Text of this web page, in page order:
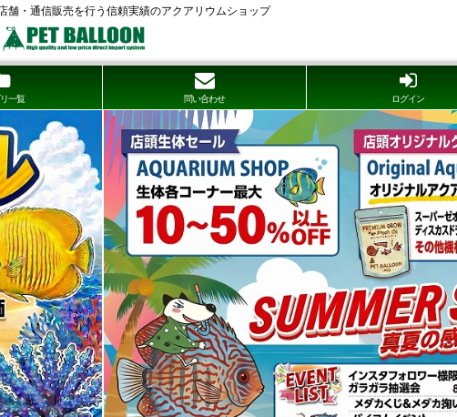
舗・通信販売を行う信頼実績のアクアリウムショップ
一覧 問い合わせ ログイン